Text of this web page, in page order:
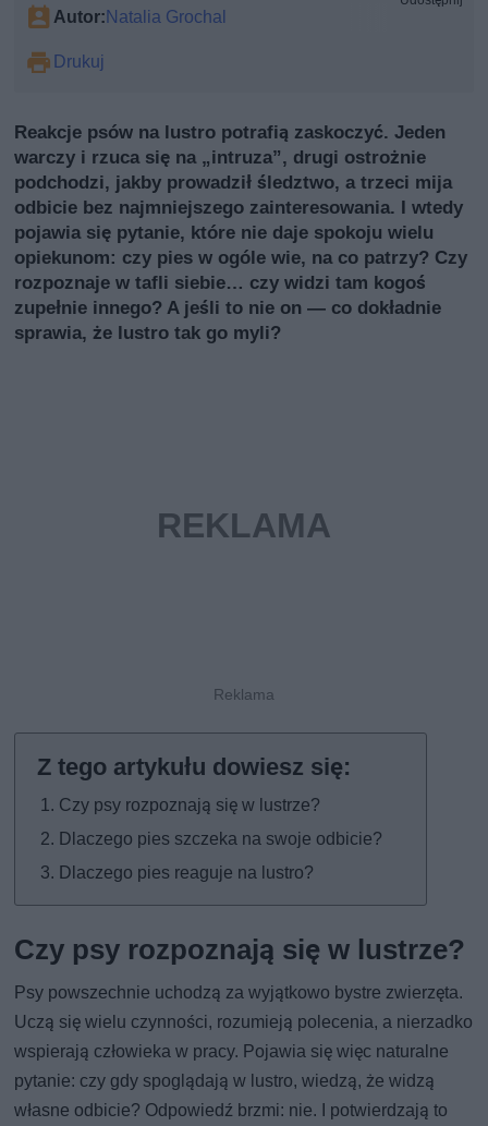
Autor: Natalia Grochal
Drukuj
Reakcje psów na lustro potrafią zaskoczyć. Jeden
warczy i rzuca się na „intruzа”, drugi ostrożnie
podchodzi, jakby prowadził śledztwo, a trzeci mija
odbicie bez najmniejszego zainteresowania. I wtedy
pojawia się pytanie, które nie daje spokoju wielu
opiekunom: czy pies w ogóle wie, na co patrzy? Czy
rozpoznaje w tafli siebie… czy widzi tam kogoś
zupełnie innego? A jeśli to nie on — co dokładnie
sprawia, że lustro tak go myli?
Czy psy rozpoznają się w lustrze?
Dlaczego pies szczeka na swoje odbicie?
Dlaczego pies reaguje na lustro?
Czy psy rozpoznają się w lustrze?
Psy powszechnie uchodzą za wyjątkowo bystre zwierzęta.
Uczą się wielu czynności, rozumieją polecenia, a nierzadko
wspierają człowieka w pracy. Pojawia się więc naturalne
pytanie: czy gdy spoglądają w lustro, wiedzą, że widzą
własne odbicie? Odpowiedź brzmi: nie. I potwierdzają to